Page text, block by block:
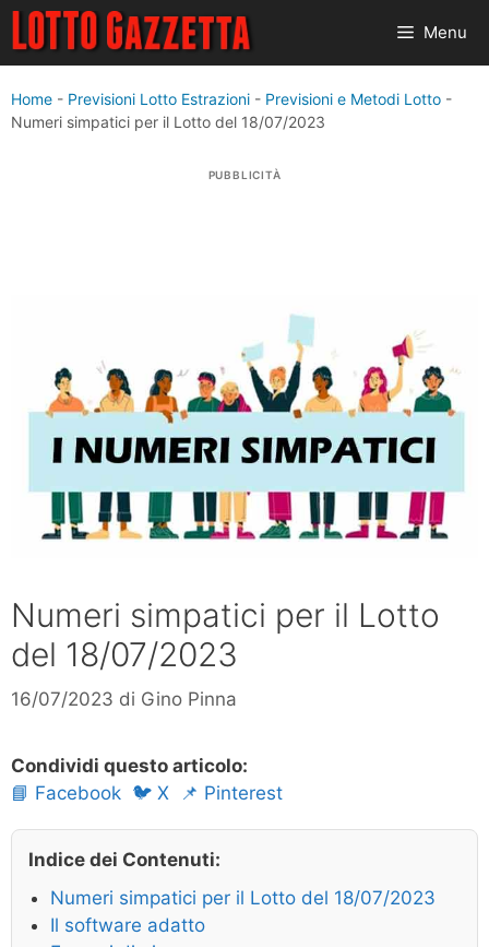
Vai
contenuto
Menu
Home - Previsioni Lotto Estrazioni - Previsioni e Metodi Lotto -
Numeri simpatici per il Lotto del 18/07/2023
PUBBLICITÀ
Numeri simpatici per il Lotto
del 18/07/2023
16/07/2023 di Gino Pinna
Condividi questo articolo:
📘 Facebook 🐦 X 📌 Pinterest
Indice dei Contenuti:
Numeri simpatici per il Lotto del 18/07/2023
Il software adatto